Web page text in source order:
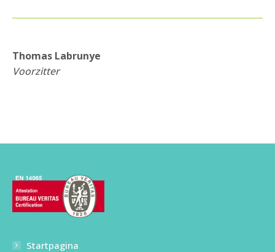
Thomas Labrunye
Voorzitter
Startpagina